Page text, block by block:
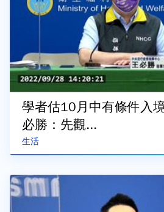
生活
學者估10月中有條件入
必勝：先觀...